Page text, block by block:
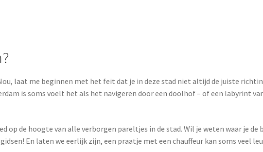
laat me beginnen met het feit dat je in deze stad niet altijd de juiste
is soms voelt het als het navigeren door een doolhof – of een labyrint
op de hoogte van alle verborgen pareltjes in de stad. Wil je weten waar je de
En laten we eerlijk zijn, een praatje met een chauffeur kan soms veel